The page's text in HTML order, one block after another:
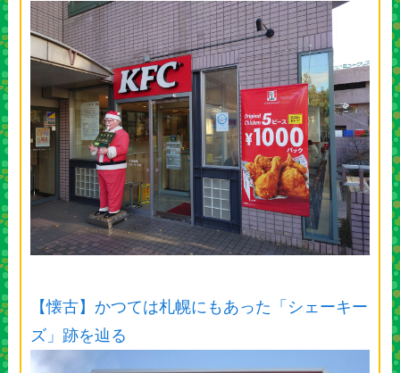
【懐古】かつては札幌にもあった「シェーキー
ズ」跡を辿る